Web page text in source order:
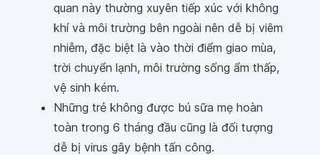
quan này thường xuyên tiếp xúc với không
khí và môi trường bên ngoài nên dễ bị viêm
nhiễm, đặc biệt là vào thời điểm giao mùa,
trời chuyển lạnh, môi trường sống ẩm thấp,
vệ sinh kém.
Những trẻ không được bú sữa mẹ hoàn
toàn trong 6 tháng đầu cũng là đối tượng
dễ bị virus gây bệnh tấn công.